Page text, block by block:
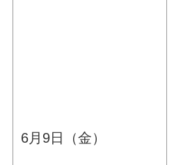
6月9日（金）